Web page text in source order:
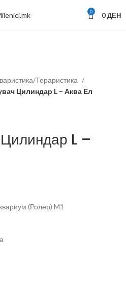
0 0ДЕН
Тераристика
Цилиндар L – Аква Ел
L –
(Ролер) M1